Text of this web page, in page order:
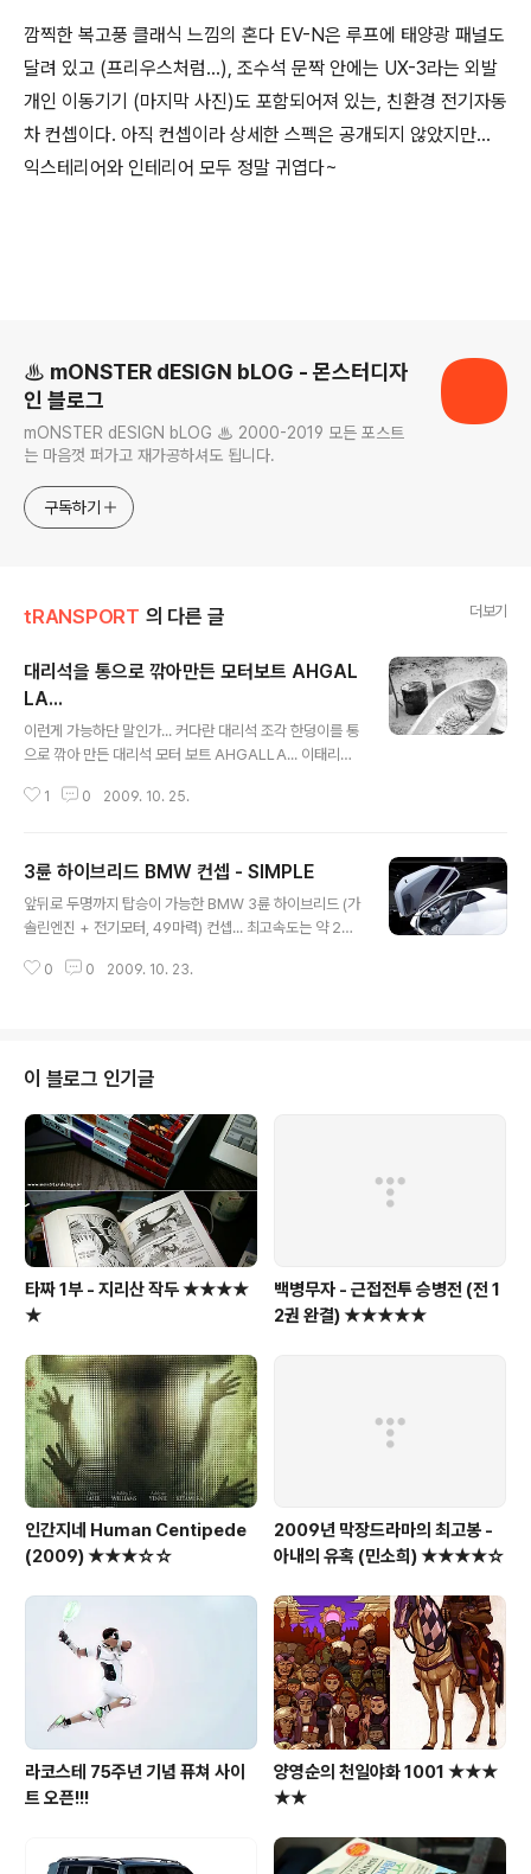
깜찍한 복고풍 클래식 느낌의 혼다 EV-N은 루프에 태양광 패널도
달려 있고 (프리우스처럼...), 조수석 문짝 안에는 UX-3라는 외발
개인 이동기기 (마지막 사진)도 포함되어져 있는, 친환경 전기자동
차 컨셉이다. 아직 컨셉이라 상세한 스펙은 공개되지 않았지만...
익스테리어와 인테리어 모두 정말 귀엽다~
♨ mONSTER dESIGN bLOG - 몬스터디자
인 블로그
mONSTER dESIGN bLOG ♨ 2000-2019 모든 포스트
는 마음껏 퍼가고 재가공하셔도 됩니다.
구독하기
tRANSPORT 의 다른 글 더보기
대리석을 통으로 깎아만든 모터보트 AHGAL
LA...
이런게 가능하단 말인가... 커다란 대리석 조각 한덩이를 통
으로 깎아 만든 대리석 모터 보트 AHGALLA... 이태리의
fabioviale.com/index.htm
1 0 2009. 10. 25.
3륜 하이브리드 BMW 컨셉 - SIMPLE
앞뒤로 두명까지 탑승이 가능한 BMW 3륜 하이브리드 (가
솔린엔진 + 전기모터, 49마력) 컨셉... 최고속도는 약 200
터로 약 100km나 주행가능... 현재 독일 BMW 뮤지엄에
고 한다. 높이는 5시리즈의 1470mm와 동일하며, 전체길
이는 미니쿠퍼의 3700mm보다 짧다. SIMPLE의 뜻은 a
Sustainable and Innovative Mobility Product for
Low Energy consumption...
0 0 2009. 10. 23.
이 블로그 인기글
타짜 1부 - 지리산 작두 ★★★★
★
백병무자 - 근접전투 승병전 (전 1
2권 완결) ★★★★★
인간지네 Human Centipede
(2009) ★★★☆☆
2009년 막장드라마의 최고봉 -
아내의 유혹 (민소희) ★★★★☆
라코스테 75주년 기념 퓨쳐 사이
트 오픈!!!
양영순의 천일야화 1001 ★★★
★★